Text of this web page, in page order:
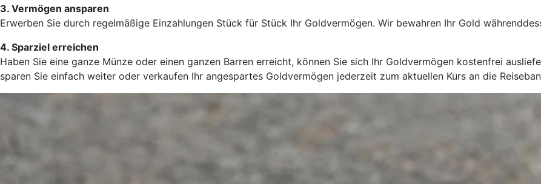
3. Vermögen ansparen
Erwerben Sie durch regelmäßige Einzahlungen Stück für Stück Ihr Goldvermögen. Wir bewahren Ihr Gold
4. Sparziel erreichen
Haben Sie eine ganze Münze oder einen ganzen Barren erreicht, können Sie sich Ihr Goldvermögen kostenfrei
sparen Sie einfach weiter oder verkaufen Ihr angespartes Goldvermögen jederzeit zum aktuellen Kurs an die